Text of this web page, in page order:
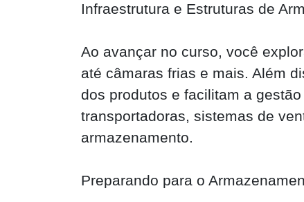
Infraestrutura e Estruturas de
Ao avançar no curso, você
até câmaras frias e mais. Além
dos produtos e facilitam a
transportadoras, sistemas de
armazenamento.
Preparando para o